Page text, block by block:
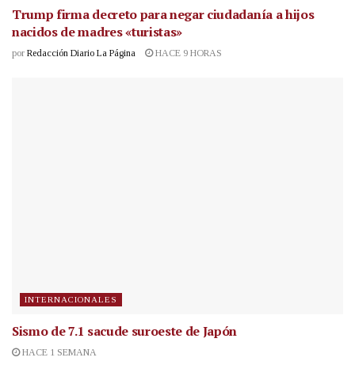
Trump firma decreto para negar ciudadanía a hijos
nacidos de madres «turistas»
por Redacción Diario La Página HACE 9 HORAS
INTERNACIONALES
Sismo de 7.1 sacude suroeste de Japón
HACE 1 SEMANA